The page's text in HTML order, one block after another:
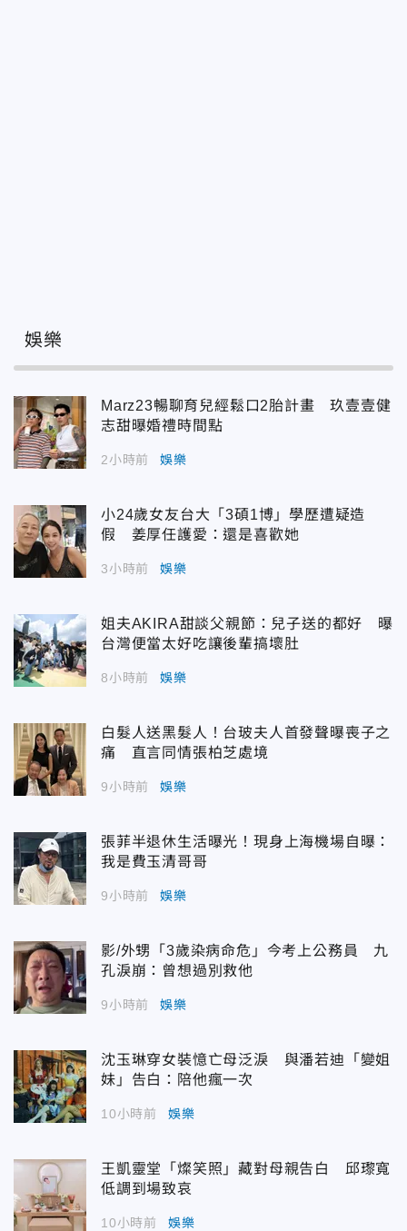
娛樂
Marz23暢聊育兒經鬆口2胎計畫 玖壹壹健
志甜曝婚禮時間點
2小時前 娛樂
小24歲女友台大「3碩1博」學歷遭疑造
假 姜厚任護愛：還是喜歡她
3小時前 娛樂
姐夫AKIRA甜談父親節：兒子送的都好 曝
台灣便當太好吃讓後輩搞壞肚
8小時前 娛樂
白髮人送黑髮人！台玻夫人首發聲曝喪子之
痛 直言同情張柏芝處境
9小時前 娛樂
張菲半退休生活曝光！現身上海機場自曝：
我是費玉清哥哥
9小時前 娛樂
影/外甥「3歲染病命危」今考上公務員 九
孔淚崩：曾想過別救他
9小時前 娛樂
沈玉琳穿女裝憶亡母泛淚 與潘若迪「變姐
妹」告白：陪他瘋一次
10小時前 娛樂
王凱靈堂「燦笑照」藏對母親告白 邱瓈寬
低調到場致哀
10小時前 娛樂